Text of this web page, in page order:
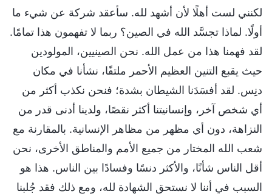
لكنني لست أهلًا لأن أشهد لله. سأعقد شركة عن شيء ما
أولًا. لماذا تجسَّد الله في الصين؟ ربما لا تفهمون هذا تمامًا.
لقد فهمنا هذا من عمل الله. نحن الصينيين، المولودين
حيث يقبع التنين العظيم الأحمر ملتفًا، نشأنا في مكان
دنِس. لقد أفسَدَنا الشيطان بشدة؛ فنحن نكذب أكثر من
أي شخص آخر، وإنسانيتنا أكثر نقصًا، ولدينا أدنى قدر من
النزاهة، دون أي مظهر من مظاهر الإنسانية. بالمقارنة مع
شعب الله المختار من جميع الأمم والمناطق الأخرى، نحن
أقل الناس شأنًا، والأكثر دنسًا وفسادًا بين الناس. هذا هو
السبب في أننا لا نستحق الشهادة لله، ومع ذلك فقد جُلبنا